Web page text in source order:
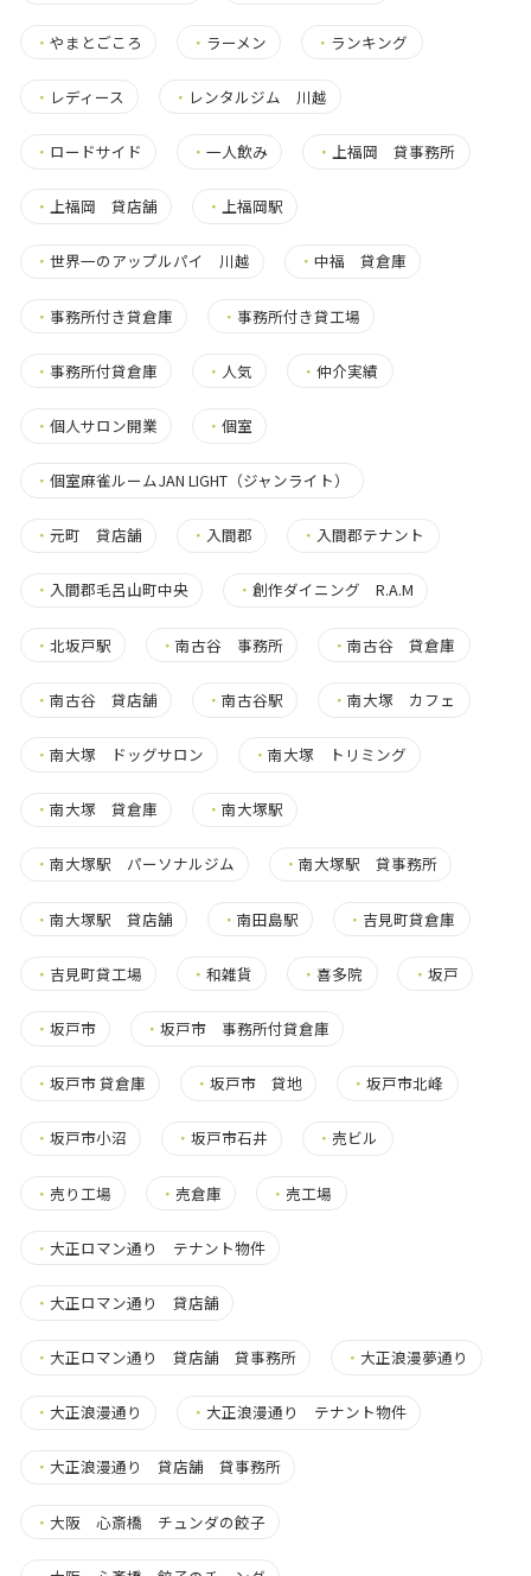
・ やまとごころ ・ ラーメン ・ ランキング
・ レディース ・ レンタルジム 川越
・ ロードサイド ・一人飲み ・上福岡 貸事務所
・ 上福岡 貸店舗 ・上福岡駅
・ 世界一のアップルパイ 川越 ・中福 貸倉庫
・ 事務所付き貸倉庫 ・ 事務所付き貸工場
・ 事務所付貸倉庫 ・ 人気 ・仲介実績
・ 個人サロン開業 ・個室
・ 個室麻雀ルームJAN LIGHT（ジャンライト）
・ 元町 貸店舗 ・ 入間郡 ・ 入間郡テナント
・ 入間郡毛呂山町中央 ・創作ダイニング R.A.M
・ 北坂戸駅 ・南古谷 事務所 ・南古谷 貸倉庫
・ 南古谷 貸店舗 ・南古谷駅 ・南大塚 カフェ
・ 南大塚 ドッグサロン ・南大塚 トリミング
・ 南大塚 貸倉庫 ・南大塚駅
・ 南大塚駅 パーソナルジム ・南大塚駅 貸事務所
・ 南大塚駅 貸店舗 ・南田島駅 ・ 吉見町貸倉庫
・ 吉見町貸工場 ・和雑貨 ・喜多院 ・ 坂戸
・ 坂戸市 ・坂戸市 事務所付貸倉庫
・ 坂戸市 貸倉庫 ・坂戸市 貸地 ・坂戸市北峰
・ 坂戸市小沼 ・坂戸市石井 ・ 売ビル
・ 売り工場 ・ 売倉庫 ・ 売工場
・ 大正ロマン通り テナント物件
・ 大正ロマン通り 貸店舗
・ 大正ロマン通り 貸店舗 貸事務所 ・ 大正浪漫夢通り
・ 大正浪漫通り ・ 大正浪漫通り テナント物件
・ 大正浪漫通り 貸店舗 貸事務所
・ 大阪 心斎橋 チュンダの餃子